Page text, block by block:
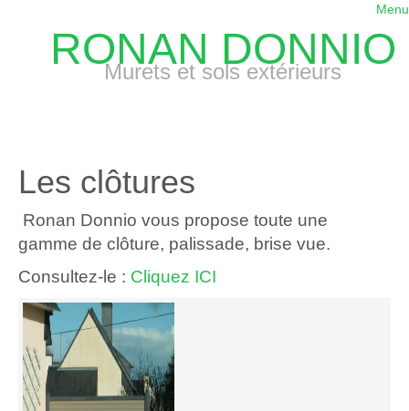
Menu
RONAN DONNIO
Murets et sols extérieurs
Les clôtures
Ronan Donnio vous propose toute une
gamme de clôture, palissade, brise vue.
Consultez-le : Cliquez ICI